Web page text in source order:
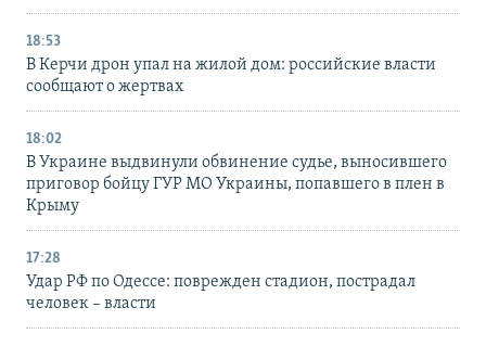
18:53
В Керчи дрон упал на жилой дом: российские власти
сообщают о жертвах
18:02
В Украине выдвинули обвинение судье, выносившего
приговор бойцу ГУР МО Украины, попавшего в плен в
Крыму
17:28
Удар РФ по Одессе: поврежден стадион, пострадал
человек – власти